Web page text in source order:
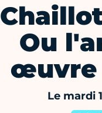
Ou
œuvre
Le mardi